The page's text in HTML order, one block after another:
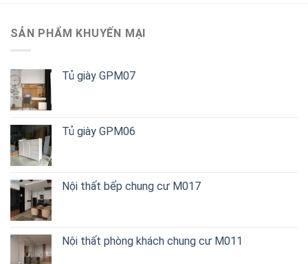
SẢN PHẨM KHUYẾN MẠI
Tủ giày GPM07
Tủ giày GPM06
Nội thất bếp chung cư M017
Nội thất phòng khách chung cư M011